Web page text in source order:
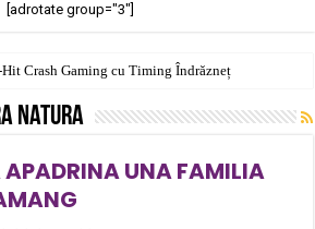
[adrotate group="3"]
Crash Gaming cu Timing Îndrăzneț
Natura
UNA FAMILIA